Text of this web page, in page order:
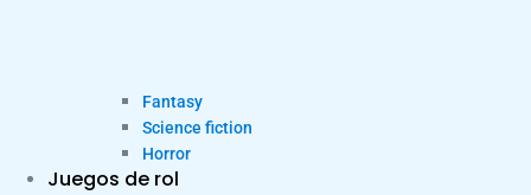
Fantasy
Science fiction
Horror
Juegos de rol